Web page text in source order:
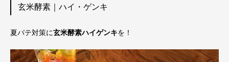
玄米酵素｜ハイ・ゲンキ
夏バテ対策に玄米酵素ハイゲンキを！